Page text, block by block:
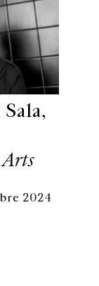
Arts
2024